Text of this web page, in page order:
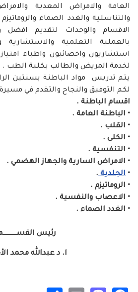
العامة والامراض المعدية
والتناسلية والغدد الصماء
الاقسام والوحدات لتقديم افضل
بالعملية التعلمية
استشاريون واخصائيون واطباء
لخدمة المريض والطالب بكلية الطب .
يتم تدريس مواد الباطنة بسنتين
لكم التوفيق والنجاح والتقدم في
اقسام الباطنة .
• الباطنة العامة .
• القلب .
• الكلى .
• التنفسية .
• الامراض السارية والجهاز الهضمي .
• الجلدية.
• الروماتيزم .
• الاعصاب والنفسية .
• الغدد الصماء .
رئيس
ا. د عبدالله محمد